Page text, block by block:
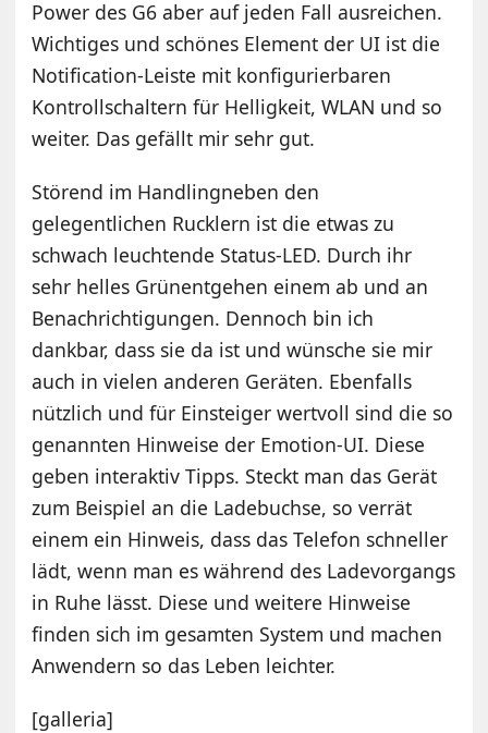
Power des G6 aber auf jeden Fall ausreichen.
Wichtiges und schönes Element der UI ist die
Notification-Leiste mit konfigurierbaren
Kontrollschaltern für Helligkeit, WLAN und so
weiter. Das gefällt mir sehr gut.
Störend im Handlingneben den
gelegentlichen Rucklern ist die etwas zu
schwach leuchtende Status-LED. Durch ihr
sehr helles Grünentgehen einem ab und an
Benachrichtigungen. Dennoch bin ich
dankbar, dass sie da ist und wünsche sie mir
auch in vielen anderen Geräten. Ebenfalls
nützlich und für Einsteiger wertvoll sind die so
genannten Hinweise der Emotion-UI. Diese
geben interaktiv Tipps. Steckt man das Gerät
zum Beispiel an die Ladebuchse, so verrät
einem ein Hinweis, dass das Telefon schneller
lädt, wenn man es während des Ladevorgangs
in Ruhe lässt. Diese und weitere Hinweise
finden sich im gesamten System und machen
Anwendern so das Leben leichter.
[galleria]